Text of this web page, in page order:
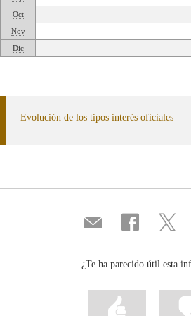
Oct
Nov
Dic
Evolución de los tipos interés oficiales
Compartir
por
Compartir
en
en
¿Te ha parecido útil esta
Marcar